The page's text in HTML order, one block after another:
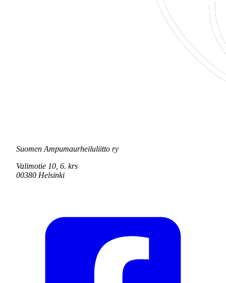
Suomen Ampumaurheiluliitto ry
Valimotie 10, 6. krs
00380 Helsinki